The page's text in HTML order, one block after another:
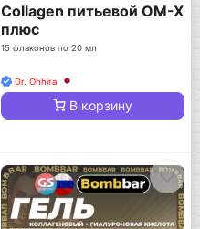
Collagen питьевой ОМ-Х
плюс
15 флаконов по 20 мл
Dr. Ohhira
В корзину